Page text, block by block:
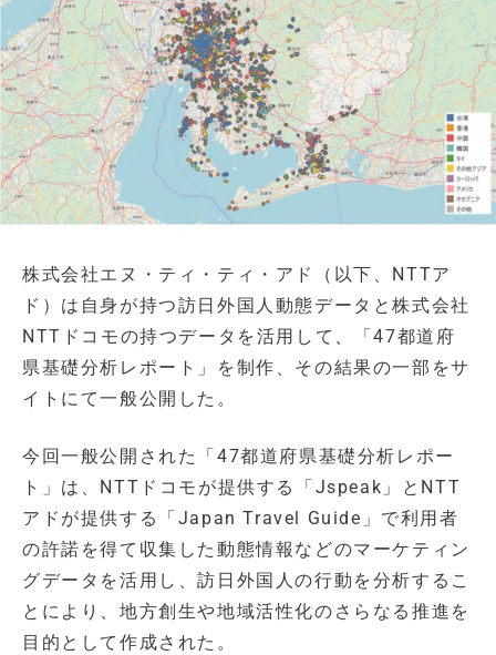
株式会社エヌ・ティ・ティ・アド（以下、NTTア
ド）は自身が持つ訪日外国人動態データと株式会社
NTTドコモの持つデータを活用して、「47都道府
県基礎分析レポート」を制作、その結果の一部をサ
イトにて一般公開した。
今回一般公開された「47都道府県基礎分析レポー
ト」は、NTTドコモが提供する「Jspeak」とNTT
アドが提供する「Japan Travel Guide」で利用者
の許諾を得て収集した動態情報などのマーケティン
グデータを活用し、訪日外国人の行動を分析するこ
とにより、地方創生や地域活性化のさらなる推進を
目的として作成された。